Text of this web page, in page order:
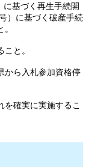
基づく再生手続開
）に基づく破産手続
と。
から入札参加資格停
を確実に実施するこ